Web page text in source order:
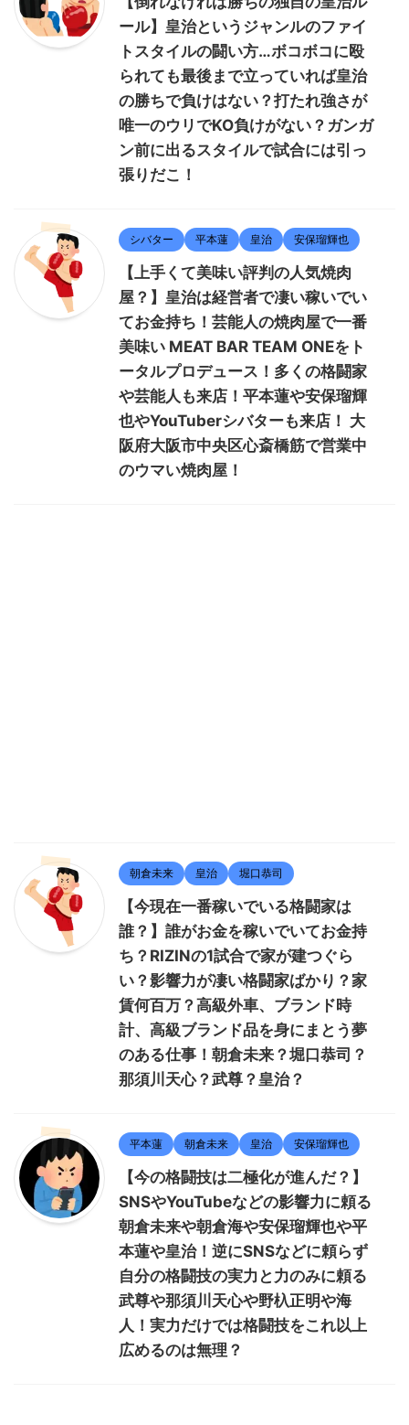
ール】皇治というジャンルのファイ
トスタイルの闘い方…ボコボコに殴
られても最後まで立っていれば皇治
の勝ちで負けはない？打たれ強さが
唯一のウリでKO負けがない？ガンガ
ン前に出るスタイルで試合には引っ
張りだこ！
シバター 平本蓮 皇治 安保瑠輝也
【上手くて美味い評判の人気焼肉
屋？】皇治は経営者で凄い稼いでい
てお金持ち！芸能人の焼肉屋で一番
美味い MEAT BAR TEAM ONEをト
ータルプロデュース！多くの格闘家
や芸能人も来店！平本蓮や安保瑠輝
也やYouTuberシバターも来店！ 大
阪府大阪市中央区心斎橋筋で営業中
のウマい焼肉屋！
朝倉未来 皇治 堀口恭司
【今現在一番稼いでいる格闘家は
誰？】誰がお金を稼いでいてお金持
ち？RIZINの1試合で家が建つぐら
い？影響力が凄い格闘家ばかり？家
賃何百万？高級外車、ブランド時
計、高級ブランド品を身にまとう夢
のある仕事！朝倉未来？堀口恭司？
那須川天心？武尊？皇治？
平本蓮 朝倉未来 皇治 安保瑠輝也
【今の格闘技は二極化が進んだ？】
SNSやYouTubeなどの影響力に頼る
朝倉未来や朝倉海や安保瑠輝也や平
本蓮や皇治！逆にSNSなどに頼らず
自分の格闘技の実力と力のみに頼る
武尊や那須川天心や野杁正明や海
人！実力だけでは格闘技をこれ以上
広めるのは無理？